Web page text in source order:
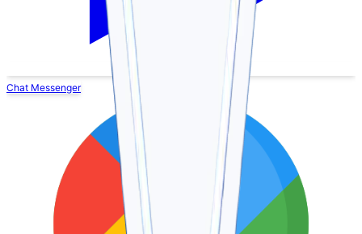
Chat Messenger